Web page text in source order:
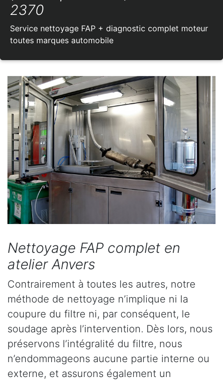
2370
Service nettoyage FAP + diagnostic complet moteur
toutes marques automobile
Nettoyage FAP complet en
atelier Anvers
Contrairement à toutes les autres, notre
méthode de nettoyage n’implique ni la
coupure du filtre ni, par conséquent, le
soudage après l’intervention. Dès lors, nous
préservons l’intégralité du filtre, nous
n’endommageons aucune partie interne ou
externe, et assurons également un